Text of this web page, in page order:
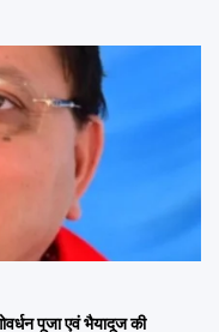
पूजा एवं भैयादूज की